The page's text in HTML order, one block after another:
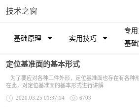
技术之窗
基础原理 实用技巧
专
基
定位基准面的基本形式
为了要应对各种工件外形，定位基准面也存在有各种
在此，对定位基准面的基本形式进行讲解
2020.03.25 01:37:14 6703